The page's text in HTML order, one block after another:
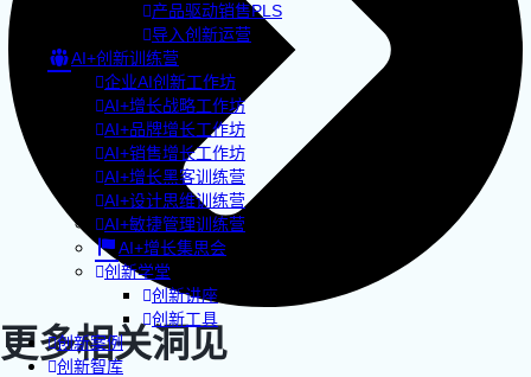
产品驱动销售PLS
导入创新运营
AI+创新训练营
企业AI创新工作坊
AI+增长战略工作坊
AI+品牌增长工作坊
AI+销售增长工作坊
AI+增长黑客训练营
AI+设计思维训练营
AI+敏捷管理训练营
AI+增长集思会
创新学堂
创新讲座
创新工具
创新案例
创新智库
更多相关洞见